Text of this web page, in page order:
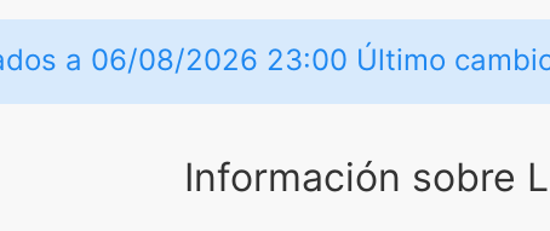
a 06/08/2026 23:00 Último
Información sobre